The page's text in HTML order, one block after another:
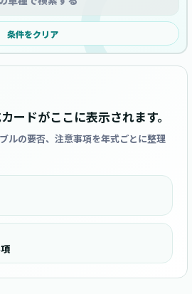
条件をクリア
ードがここに表示されます。
ルの要否、注意事項を年式ごとに整理